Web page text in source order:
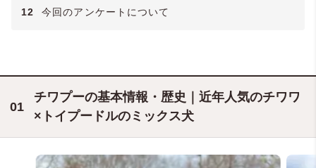
12
今回のアンケートについて
チワプーの基本情報・歴史｜近年人気のチワワ
×トイプードルのミックス犬